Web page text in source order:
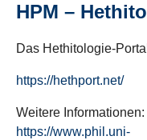
HPM –
Das Hethitologie-
https://hethport.net/
Weitere Informationen:
https://www.phil.uni-